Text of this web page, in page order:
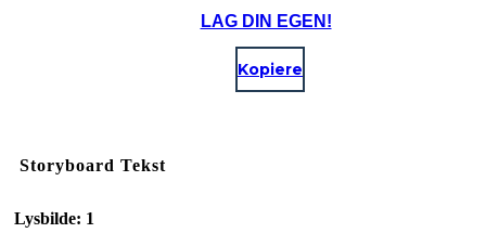
LAG DIN EGEN!
Kopiere
Storyboard Tekst
Lysbilde: 1